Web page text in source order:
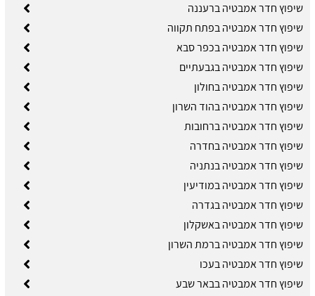
שיפוץ חדר אמבטיה ברעננה
שיפוץ חדר אמבטיה בפתח תקווה
שיפוץ חדר אמבטיה בכפר סבא
שיפוץ חדר אמבטיה בגבעתיים
שיפוץ חדר אמבטיה בחולון
שיפוץ חדר אמבטיה בהוד השרון
שיפוץ חדר אמבטיה ברחובות
שיפוץ חדר אמבטיה בחדרה
שיפוץ חדר אמבטיה בנתניה
שיפוץ חדר אמבטיה במודיעין
שיפוץ חדר אמבטיה בגדרה
שיפוץ חדר אמבטיה באשקלון
שיפוץ חדר אמבטיה ברמת השרון
שיפוץ חדר אמבטיה בעכו
שיפוץ חדר אמבטיה בבאר שבע